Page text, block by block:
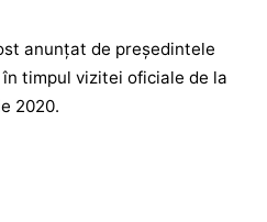
anunțat de președintele
timpul vizitei oficiale de la
2020.